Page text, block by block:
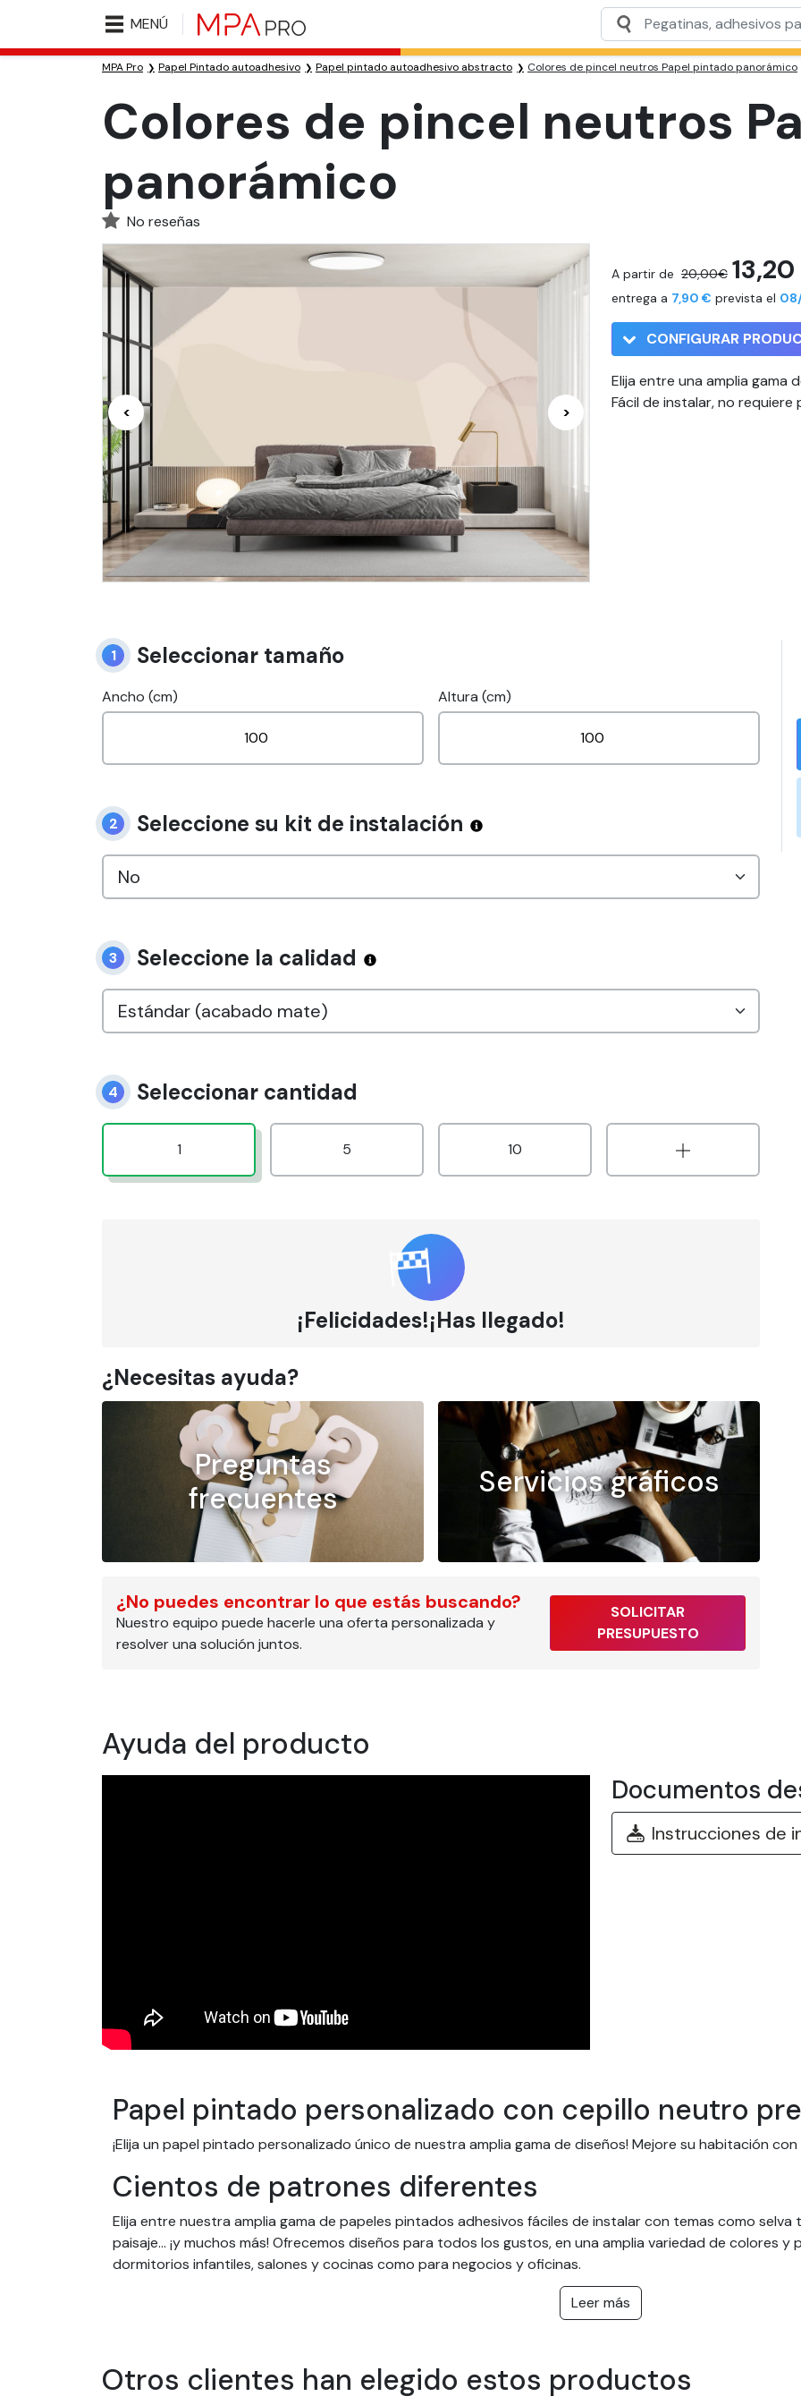
MENÚ
MPA Pro Papel Pintado autoadhesivo Papel pintado autoadhesivo abstracto Colores de pincel neutros Papel pintado panorámico
Colores de pincel neutros
panorámico
No reseñas
< >
A partir de 20,00€
entrega a 7,90 € prevista el
CONFIGURAR
Elija entre una amplia gama
Fácil de instalar, no requiere
1 Seleccionar tamaño
Ancho (cm) Altura (cm)
2 Seleccione su kit de instalación
3 Seleccione la calidad
4 Seleccionar cantidad
1 5 10
¡Felicidades!¡Has llegado!
¿Necesitas ayuda?
Preguntas
frecuentes
Servicios gráficos
¿No puedes encontrar lo que estás buscando?
Nuestro equipo puede hacerle una oferta personalizada y
resolver una solución juntos.
SOLICITAR
PRESUPUESTO
Ayuda del producto
Documentos
Instrucciones de
Papel pintado personalizado con cepillo neutro
¡Elija un papel pintado personalizado único de nuestra amplia gama de diseños! Mejore su habitación
Cientos de patrones diferentes
Elija entre nuestra amplia gama de papeles pintados adhesivos fáciles de instalar con temas como
paisaje... ¡y muchos más! Ofrecemos diseños para todos los gustos, en una amplia variedad de colores
dormitorios infantiles, salones y cocinas como para negocios y oficinas.
Papeles pintados personalizados fáciles de instalar
pintado también se distingue por su durabilidad, que puede llegar a más de 20 años en interiores.
Leer más
Otros clientes han elegido estos productos